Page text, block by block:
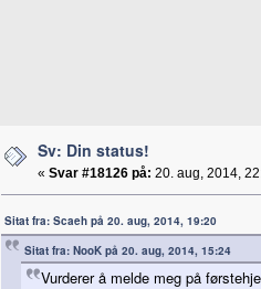
Sv: Din status!
« Svar #18126 på: 20. aug, 2014,
Sitat fra: Scaeh på 20. aug, 2014, 19:20
Sitat fra: NooK på 20. aug, 2014, 15:24
Vurderer å melde meg på